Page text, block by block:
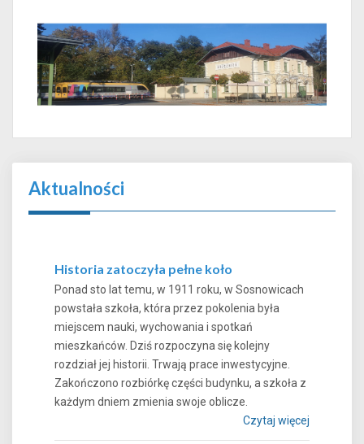
Aktualności
Historia zatoczyła pełne koło
Ponad sto lat temu, w 1911 roku, w Sosnowicach
powstała szkoła, która przez pokolenia była
miejscem nauki, wychowania i spotkań
mieszkańców. Dziś rozpoczyna się kolejny
rozdział jej historii. Trwają prace inwestycyjne.
Zakończono rozbiórkę części budynku, a szkoła z
każdym dniem zmienia swoje oblicze.
Czytaj więcej